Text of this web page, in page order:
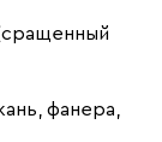
фанера,